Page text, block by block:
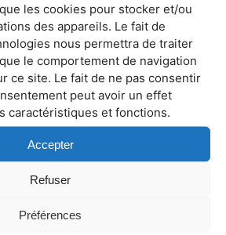
les cookies pour stocker et/ou
des appareils. Le fait de
nous permettra de traiter
le comportement de navigation
ce site. Le fait de ne pas consentir
peut avoir un effet
caractéristiques et fonctions.
Accepter
Refuser
Préférences